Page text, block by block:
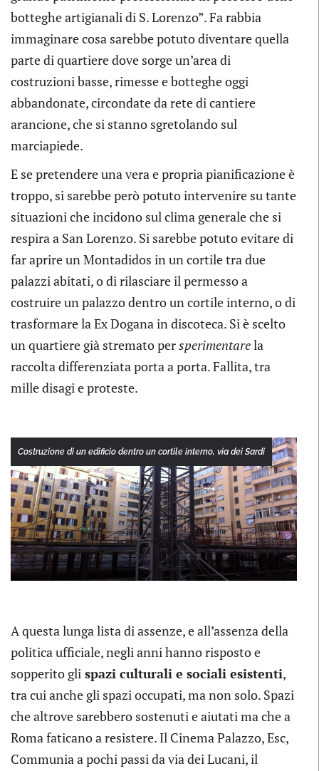
botteghe artigianali di S. Lorenzo”. Fa rabbia
immaginare cosa sarebbe potuto diventare quella
parte di quartiere dove sorge un’area di
costruzioni basse, rimesse e botteghe oggi
abbandonate, circondate da rete di cantiere
arancione, che si stanno sgretolando sul
marciapiede.
E se pretendere una vera e propria pianificazione è
troppo, si sarebbe però potuto intervenire su tante
situazioni che incidono sul clima generale che si
respira a San Lorenzo. Si sarebbe potuto evitare di
far aprire un Montadidos in un cortile tra due
palazzi abitati, o di rilasciare il permesso a
costruire un palazzo dentro un cortile interno, o di
trasformare la Ex Dogana in discoteca. Si è scelto
un quartiere già stremato persperimentarela
raccolta differenziata porta a porta. Fallita, tra
mille disagi e proteste.
Costruzione di un edificio dentro un cortile interno, via dei Sardi
A questa lunga lista di assenze, e all’assenza della
politica ufficiale, negli anni hanno risposto e
sopperito gli spazi culturali e sociali esistenti,
tra cui anche gli spazi occupati, ma non solo. Spazi
che altrove sarebbero sostenuti e aiutati ma che a
Roma faticano a resistere. Il Cinema Palazzo, Esc,
Communia a pochi passi da via dei Lucani, il